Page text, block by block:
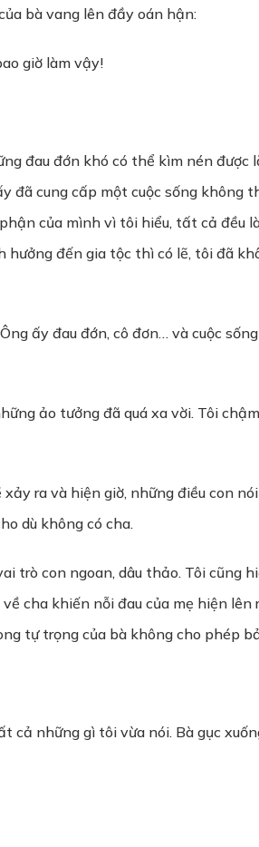
bà vang lên đầy oán hận:
giờ làm vậy!
đau đớn khó có thể kìm nén được
cung cấp một cuộc sống không
của mình vì tôi hiểu, tất cả đều
hưởng đến gia tộc thì có lẽ, tôi đã
ấy đau đớn, cô đơn… và cuộc
ảo tưởng đã quá xa vời. Tôi
ra và hiện giờ, những điều con
dù không có cha.
trò con ngoan, dâu thảo. Tôi cũng
cha khiến nỗi đau của mẹ hiện lên
tự trọng của bà không cho phép
những gì tôi vừa nói. Bà gục